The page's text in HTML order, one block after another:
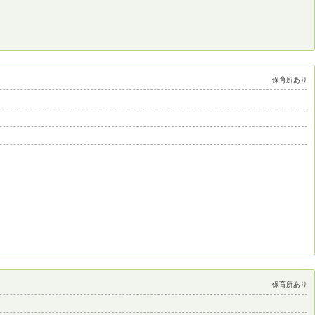
保育所あり
保育所あり